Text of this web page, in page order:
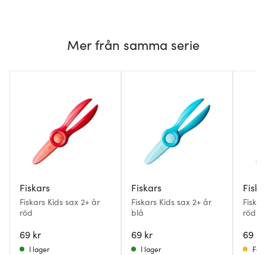
Mer från samma serie
Fiskars
Fiskars Kids sax 2+ år
röd
69 kr
I lager
Fiskars
Fiskars Kids sax 2+ år
blå
69 kr
I lager
röd
69 kr
Få